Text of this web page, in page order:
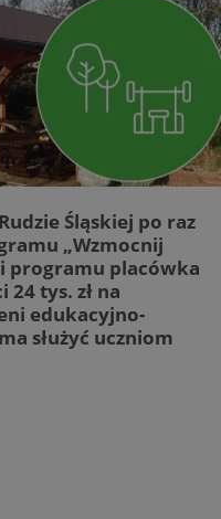
Śląskiej po raz
„Wzmocnij
programu placówka
tys. zł na
edukacyjno-
służyć uczniom